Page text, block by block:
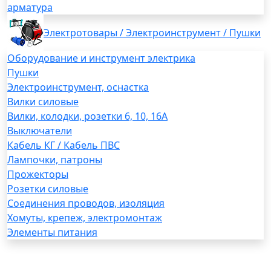
арматура
Электротовары / Электроинструмент / Пушки
Оборудование и инструмент электрика
Пушки
Электроинструмент, оснастка
Вилки силовые
Вилки, колодки, розетки 6, 10, 16А
Выключатели
Кабель КГ / Кабель ПВС
Лампочки, патроны
Прожекторы
Розетки силовые
Соединения проводов, изоляция
Хомуты, крепеж, электромонтаж
Элементы питания